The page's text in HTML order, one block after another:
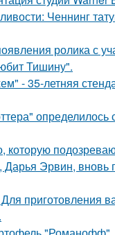
Ченнинг
ролика с
Тишину".
- 35-летняя
которую
Дарья Эрвин,
приготовления